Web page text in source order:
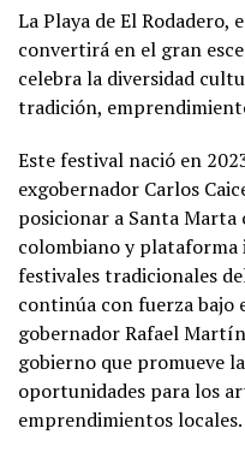
La Playa de El Rodadero,
convertirá en el gran
celebra la diversidad
tradición,
Este festival nació en
exgobernador Carlos
posicionar a Santa
colombiano y
festivales tradicionales
continúa con fuerza bajo
gobernador Rafael
gobierno que promueve
oportunidades para los
emprendimientos locales.